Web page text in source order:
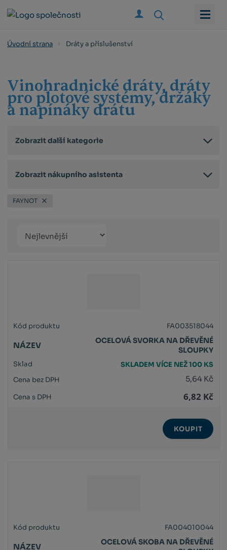
Úvodní strana Dráty a příslušenství
Vinohradnické dráty, dráty
pro plotové systémy, držáky
a napínáky drátu
Zobrazit další kategorie
Zobrazit nákupního asistenta
FAYNOT
produktů
FA003518044
OCELOVÁ SVORKA NA DŘEVĚNÉ
SLOUPKY
SKLADEM VÍCE NEŽ 100 KS
5,64 Kč
6,82 Kč
KOUPIT
FA004010044
OCELOVÁ SKOBA NA DŘEVĚNÉ